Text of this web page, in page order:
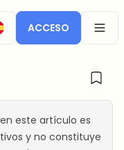
ACCESO
este artículo es
y no constituye